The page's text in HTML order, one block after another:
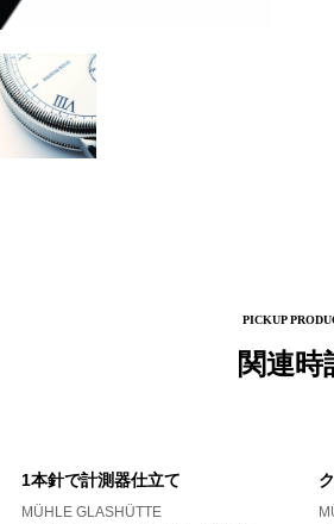
PICKUP
関連時
1本針で計測器仕立て
MÜHLE GLASHÜTTE